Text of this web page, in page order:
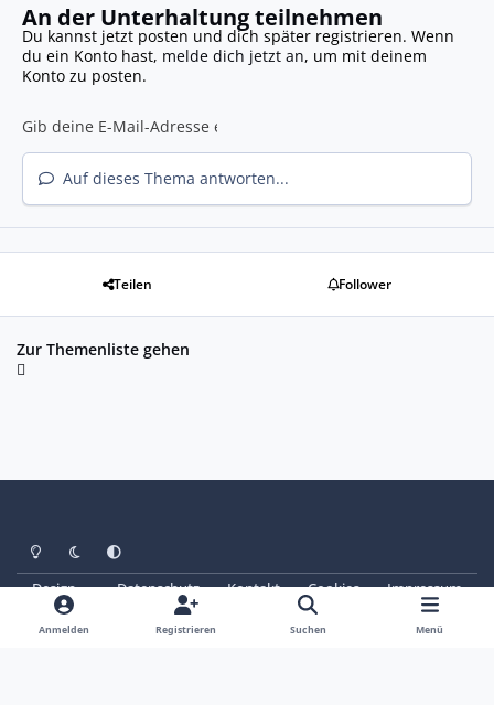
An der Unterhaltung teilnehmen
Du kannst jetzt posten und dich später registrieren. Wenn
du ein Konto hast, melde dich jetzt an, um mit deinem
Konto zu posten.
Auf dieses Thema antworten...
Teilen Follower
Zur Themenliste gehen
Heller ModusDunkler Modus
Systemeinstellung
Design Datenschutz Kontakt Cookies
Impressum
© Copyright 2025 - SAABoteure e. V.
Powered by Invision Community
Anmelden Registrieren Suchen Menü